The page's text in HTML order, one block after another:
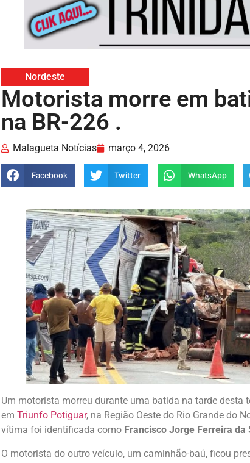
Nordeste
Motorista morre em
na BR-226 .
Malagueta Notícias março 4, 2026
Facebook Twitter WhatsApp
Um motorista morreu durante uma batida na tarde desta
em Triunfo Potiguar, na Região Oeste do Rio Grande do
vítima foi identificada como Francisco Jorge Ferreira da
O motorista do outro veículo, um caminhão-baú, ficou